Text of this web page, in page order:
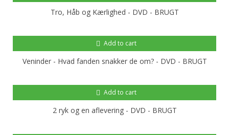
Tro, Håb og Kærlighed - DVD - BRUGT
Add to cart
Veninder - Hvad fanden snakker de om? - DVD - BRUGT
Add to cart
2 ryk og en aflevering - DVD - BRUGT